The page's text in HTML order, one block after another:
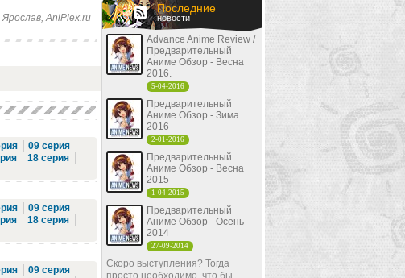
Последние
новости
Advance Anime Review /
Предварительный
Аниме Обзор - Весна
2016.
5-04-2016
Предварительный
Аниме Обзор - Зима
2016
2-01-2016
Предварительный
Аниме Обзор - Весна
2015
1-04-2015
Предварительный
Аниме Обзор - Осень
2014
27-09-2014
Скоро выступления? Тогда
просто необходимо, что бы
AniPlex.ru
09 серия
18 серия
09 серия
18 серия
09 серия